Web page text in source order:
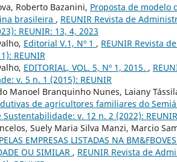
Roberto Bazanini, Proposta de modelo
brasileira , REUNIR Revista de
REUNIR: 13, 4, 2023
Editorial V.1, Nº 1 , REUNIR Revista
REUNIR
EDITORIAL, VOL. 5, Nº 1, 2015. ,
v. 5 n. 1 (2015): REUNIR
Manoel Branquinho Nunes, Laiany
de agricultores familiares do
v. 12 n. 2 (2022):
Suely Maria Silva Manzi, Marcio
EMPRESAS LISTADAS NA
OU SIMILAR , REUNIR Revista de